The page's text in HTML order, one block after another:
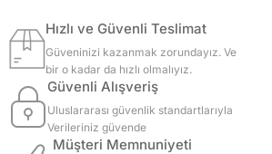
Hızlı ve Güvenli Teslimat
Güveninizi kazanmak zorundayız. Ve
bir o kadar da hızlı olmalıyız.
Güvenli Alışveriş
Uluslararası güvenlik standartlarıyla
Verileriniz güvende
Müşteri Memnuniyeti